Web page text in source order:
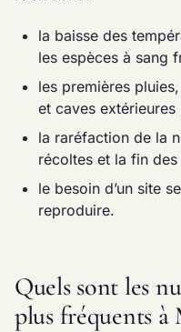
la baisse des
les espèces à sang
les premières
et caves extérieures
la raréfaction de la
récoltes et la fin
le besoin d’un site
reproduire.
Quels sont les
plus fréquents à